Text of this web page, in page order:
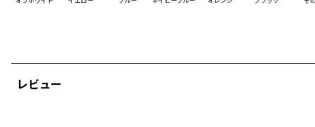
レビュー